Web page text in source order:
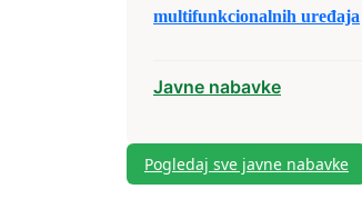
multifunkcionalnih uređaja
Javne nabavke
Pogledaj sve javne nabavke